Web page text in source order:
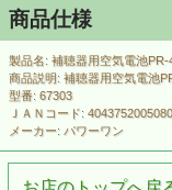
商品仕様
製品名: 補聴器用空気電池
商品説明: 補聴器用空気電池
型番: 67303
ＪＡＮコード: 4043752005080
メーカー: パワーワン